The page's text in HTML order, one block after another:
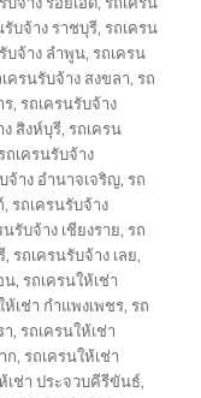
รับจ้าง ราชบุรี,รถเครน
บจ้าง ลำพูน,รถเครน
ครนรับจ้าง สงขลา,รถ
ร,รถเครนรับจ้าง
ง สิงห์บุรี,รถเครน
ถเครนรับจ้าง
จ้าง อำนาจเจริญ,รถ
,รถเครนรับจ้าง
นรับจ้าง เชียงราย,รถ
,รถเครนรับจ้าง เลย,
น,รถเครนให้เช่า
ห้เช่า กำแพงเพชร,รถ
า,รถเครนให้เช่า
ก,รถเครนให้เช่า
เช่า ประจวบคีรีขันธ์,